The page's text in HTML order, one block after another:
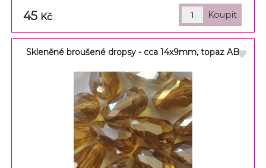
45 Kč
Skleněné broušené dropsy - cca 14x9mm, topaz AB